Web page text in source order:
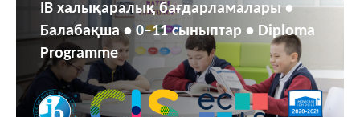
IB халықаралық бағдарламалары •
Балабақша • 0–11 сыныптар • Diploma
Programme